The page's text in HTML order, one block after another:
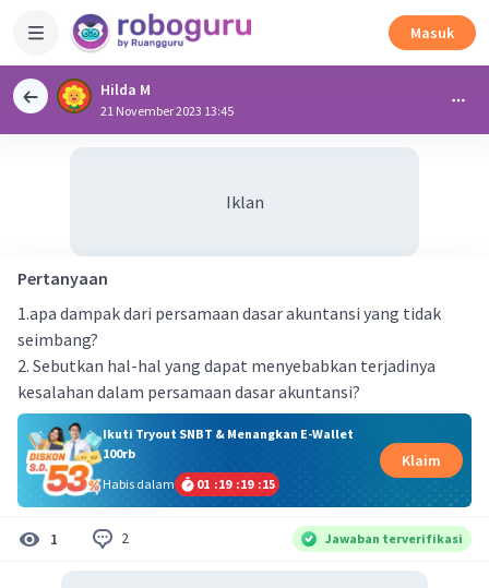
Masuk
Hilda M
21 November 2023 13:45
Iklan
Pertanyaan
1.apa dampak dari persamaan dasar akuntansi yang tidak
seimbang?
2. Sebutkan hal-hal yang dapat menyebabkan terjadinya
kesalahan dalam persamaan dasar akuntansi?
Ikuti Tryout SNBT & Menangkan E-Wallet
100rb
Habis dalam
01 :19 :19 :15
Klaim
1 2 Jawaban terverifikasi